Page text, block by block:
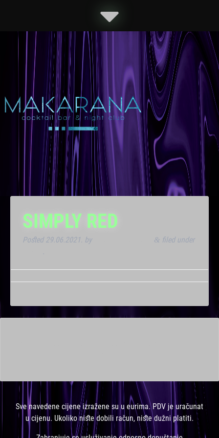
SIMPLY RED
Posted 29.06.2021. by & filed under
.
Sve navedene cijene izražene su u eurima. PDV je uračunat
u cijenu. Ukoliko niste dobili račun, niste dužni platiti.